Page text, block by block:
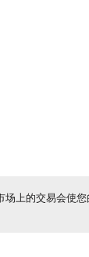
场上的交易会使